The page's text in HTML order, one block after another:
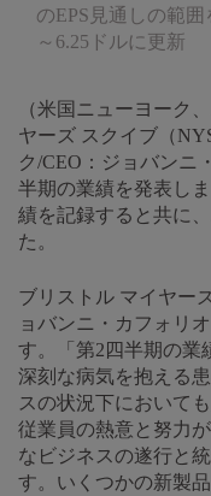
のEPS見通しの範
～6.25ドルに更新
（米国ニューヨーク
ヤーズ スクイブ（
ク/CEO：ジョバンニ
半期の業績を発表し
績を記録すると共に
た。
ブリストル マイヤー
ョバンニ・カフォリ
す。「第2四半期の業
深刻な病気を抱える
スの状況下において
従業員の熱意と努力
なビジネスの遂行と
す。いくつかの新製